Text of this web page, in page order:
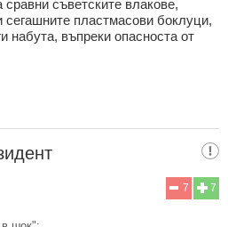
съветските влакове,
сегашните пластмасови боклуци,
набута, въпреки опасноста от
7
7